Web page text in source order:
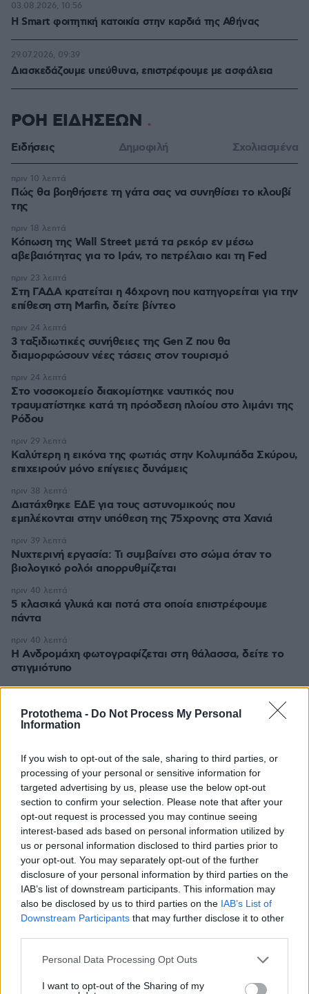
Protothema - Do Not Process My Personal
Information
If you wish to opt-out of the sale, sharing to third parties, or
processing of your personal or sensitive information for
targeted advertising by us, please use the below opt-out
section to confirm your selection. Please note that after your
opt-out request is processed you may continue seeing
interest-based ads based on personal information utilized by
us or personal information disclosed to third parties prior to
your opt-out. You may separately opt-out of the further
disclosure of your personal information by third parties on the
IAB’s list of downstream participants. This information may
also be disclosed by us to third parties on the IAB’s List of
Downstream Participants that may further disclose it to other
Please note that this website/app uses one or more Google
not limited to your visit or usage behaviour. You may click to
Personal Data Processing Opt Outs
I want to opt-out of the Sharing of my
Η Smart φοιτητική κατοικία στην καρδιά της Αθήνας
03.08.2026, 10:56
Διασκεδάζουμε υπεύθυνα, επιστρέφουμε με ασφάλεια
29.07.2026, 09:39
ΡΟΗ ΕΙΔΗΣΕΩΝ
Ειδήσεις Δημοφιλή Σχολιασμένα
Πώς θα βοηθήσετε τη γάτα σας να συνηθίσει το κλουβί
της
πριν 10 λεπτά
Κόπωση της Wall Street μετά τα ρεκόρ εν μέσω
αβεβαιότητας για το Ιράν, το πετρέλαιο και τη Fed
πριν 18 λεπτά
Στη ΓΑΔΑ κρατείται η 46χρονη που κατηγορείται για την
επίθεση στη Marfin, δείτε βίντεο
πριν 23 λεπτά
3 ταξιδιωτικές συνήθειες της Gen Z που θα
διαμορφώσουν νέες τάσεις στον τουρισμό
πριν 24 λεπτά
Στο νοσοκομείο διακομίστηκε ναυτικός που
τραυματίστηκε κατά τη πρόσδεση πλοίου στο λιμάνι της
Ρόδου
πριν 24 λεπτά
Καλύτερη η εικόνα της φωτιάς στην Κολυμπάδα Σκύρου,
επιχειρούν μόνο επίγειες δυνάμεις
πριν 29 λεπτά
Διατάχθηκε ΕΔΕ για τους αστυνομικούς που
εμπλέκονται στην υπόθεση της 75χρονης στα Χανιά
πριν 38 λεπτά
Νυχτερινή εργασία: Τι συμβαίνει στο σώμα όταν το
βιολογικό ρολόι απορρυθμίζεται
πριν 39 λεπτά
5 κλασικά γλυκά και ποτά στα οποία επιστρέφουμε
πάντα
πριν 40 λεπτά
Η Ανδρομάχη φωτογραφίζεται στη θάλασσα, δείτε το
στιγμιότυπο
πριν 40 λεπτά
ΔΕΙΤΕ ΟΛΕΣ ΤΙΣ ΕΙΔΗΣΕΙΣ
ΤΑ ΠΙΟ ΔΗΜΟΦΙΛΗ